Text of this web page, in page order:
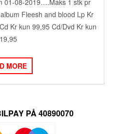
01-08-2019….Maks 1 stk pr
Fleesh and blood Lp Kr
Kr kun 99,95 Cd/Dvd Kr kun
MORE
PÅ 40890070